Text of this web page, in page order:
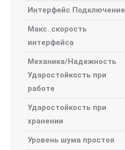
Интерфейс Подключение
Макс. скорость
интерфейса
Механика/Надежность
Ударостойкость при
работе
Ударостойкость при
хранении
Уровень шума простоя